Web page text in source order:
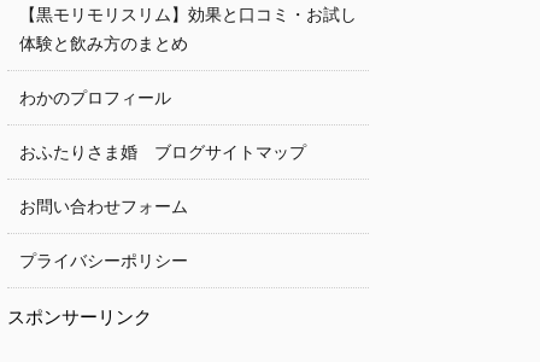
【黒モリモリスリム】効果と口コミ・お試し
体験と飲み方のまとめ
わかのプロフィール
おふたりさま婚 ブログサイトマップ
お問い合わせフォーム
プライバシーポリシー
スポンサーリンク